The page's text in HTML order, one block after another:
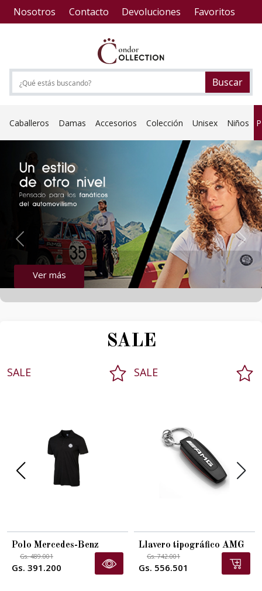
Nosotros Contacto Devoluciones Favoritos
Buscar
Caballeros Damas Accesorios Colección Unisex Niños
Ver más
Previous Next
SALE
SALE
Polo Mercedes-Benz
Gs. 489.001
Gs. 391.200
SALE
Llavero tipográfico AMG
Gs. 742.001
Gs. 556.501